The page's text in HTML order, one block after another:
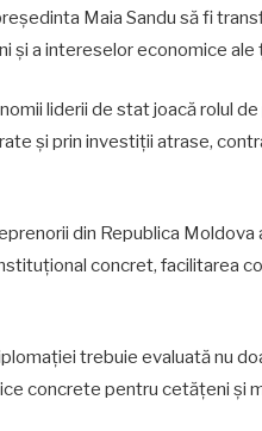
Maia Sandu să fi
și a intereselor economice ale
liderii de stat joacă rolul
și prin investiții atrase,
din Republica
concret, facilitarea
trebuie evaluată nu
concrete pentru cetățeni și